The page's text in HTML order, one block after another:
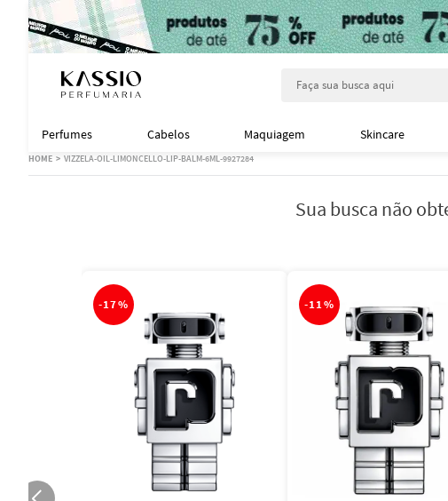
Perfumes Cabelos Maquiagem Skincare
VIZZELA-OIL-LIMONCELLO-LIP-BALM-6ML-9927284
Sua busca não
-17% -11%